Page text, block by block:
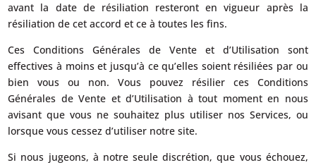
avant la date de résiliation resteront en vigueur après la
résiliation de cet accord et ce à toutes les fins.
Ces Conditions Générales de Vente et d’Utilisation sont
effectives à moins et jusqu’à ce qu’elles soient résiliées par ou
bien vous ou non. Vous pouvez résilier ces Conditions
Générales de Vente et d’Utilisation à tout moment en nous
avisant que vous ne souhaitez plus utiliser nos Services, ou
lorsque vous cessez d’utiliser notre site.
Si nous jugeons, à notre seule discrétion, que vous échouez,